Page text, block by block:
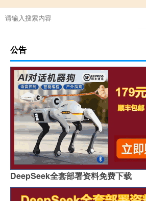
公告
DeepSeek全套部署资料免费下载